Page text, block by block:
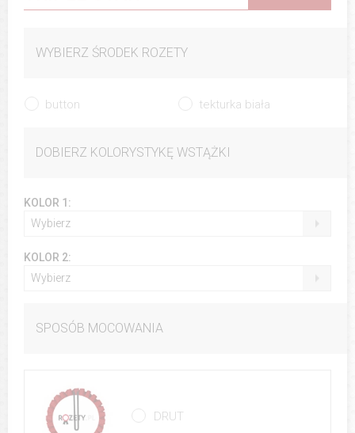
WYBIERZ ŚRODEK ROZETY
button tekturka biała
DOBIERZ KOLORYSTYKĘ WSTĄŻKI
KOLOR 1:
Wybierz
KOLOR 2:
Wybierz
SPOSÓB MOCOWANIA
DRUT